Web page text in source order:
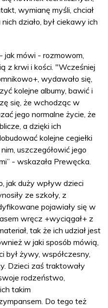
wymianę myśli, chciał
działo, był ciekawy ich
jak mówi - rozmowom,
z krwi i kości. "Wcześniej
wydawało się,
kolejne albumy, bawić i
się, że wchodząc w
jego normalne życie, że
a dzięki ich
kolejne cegiełki
uszczegółowić jego
- wskazała Prewęcka.
jak duży wpływ dzieci
ze szkoły, z
pojawiały się w
wręcz +wyciągał+ z
tak że ich udział jest
w jaki sposób mówią,
był żywy, współczesny,
Dzieci zaś traktowały
rodzeństwo,
takim
Do tego też